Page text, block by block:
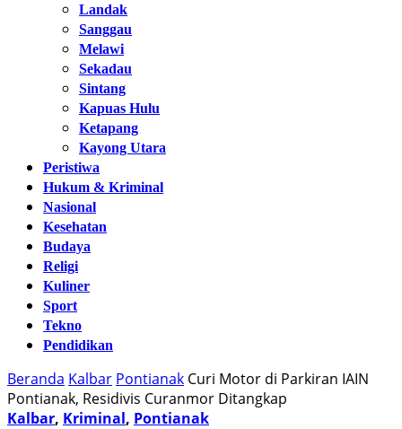
Landak
Sanggau
Melawi
Sekadau
Sintang
Kapuas Hulu
Ketapang
Kayong Utara
Peristiwa
Hukum & Kriminal
Nasional
Kesehatan
Budaya
Religi
Kuliner
Sport
Tekno
Pendidikan
Beranda Kalbar Pontianak Curi Motor di Parkiran IAIN
Pontianak, Residivis Curanmor Ditangkap
Kalbar, Kriminal, Pontianak